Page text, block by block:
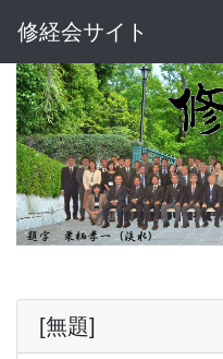
修経会サイト
[無題]